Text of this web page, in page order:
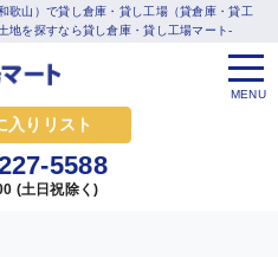
歌山）で貸し倉庫・貸し工場（貸倉庫・貸工
地を探すなら貸し倉庫・貸し工場マート-
入りリスト
5588
(土日祝除く)
MENU